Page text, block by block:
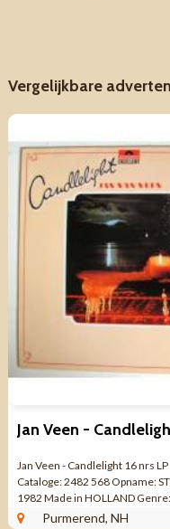
Vergelijkbare
Jan Veen -
Jan Veen - Candlelight 16 nrs
Cataloge: 2482 568 Opname:
1982 Made in HOLLAND
MOOIE STAAT Kant 1 ...
Purmerend, NH